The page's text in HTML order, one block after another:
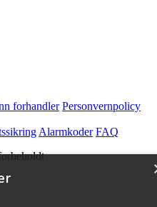
forhandler Personvernpolicy
Alarmkoder FAQ